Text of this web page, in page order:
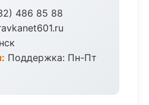
486 85 88
Поддержка: Пн-Пт